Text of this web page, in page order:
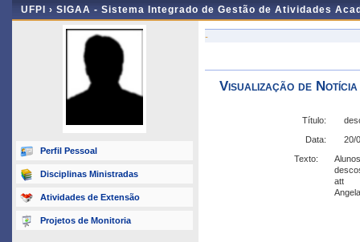
UFPI › SIGAA - Sistema Integrado de Gestão de Atividades
Perfil Pessoal
Disciplinas Ministradas
Atividades de Extensão
Projetos de Monitoria
-
Visualização de Notícia
Título:
Data:
20/
Texto:
Alunos
att
Angela